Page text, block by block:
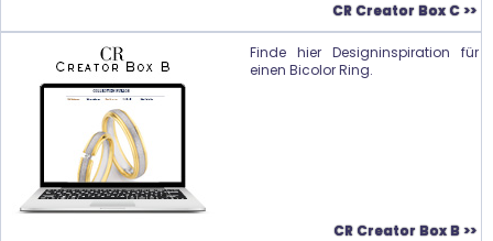
CR Creator Box C >>
Finde hier Designinspiration für
einen Bicolor Ring.
CR Creator Box B >>